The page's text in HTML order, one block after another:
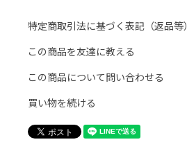
特定商取引法に基づく表記（返品等）
この商品を友達に教える
この商品について問い合わせる
買い物を続ける